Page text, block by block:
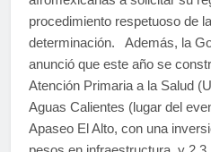
procedimiento respetuoso de
determinación. Además, la
anunció que este año se
Atención Primaria a la Salud
Aguas Calientes (lugar del
Apaseo El Alto, con una